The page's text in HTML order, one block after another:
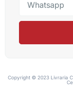
Copyright © 2023 Livraria